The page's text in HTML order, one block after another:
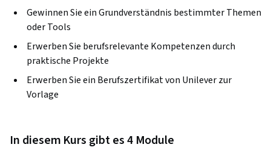
Gewinnen Sie ein Grundverständnis bestimmter Themen
oder Tools
Erwerben Sie berufsrelevante Kompetenzen durch
praktische Projekte
Erwerben Sie ein Berufszertifikat von Unilever zur
Vorlage
In diesem Kurs gibt es 4 Module